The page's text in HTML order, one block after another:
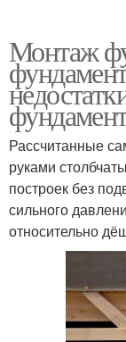
Монтаж
Рассчитанные
руками
построек без
сильного
относительно